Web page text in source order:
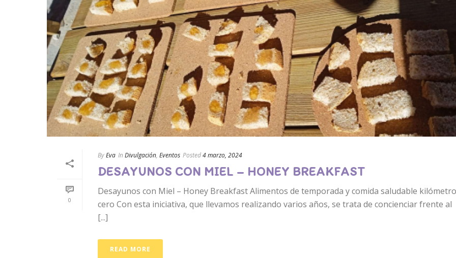
0
ByEva In Divulgación, Eventos Posted4 marzo, 2024
DESAYUNOS CON MIEL – HONEY BREAKFAST
Desayunos con Miel – Honey Breakfast Alimentos de temporada y comida saludable kilómetro
cero Con esta iniciativa, que llevamos realizando varios años, se trata de concienciar frente al
[...]
READ MORE